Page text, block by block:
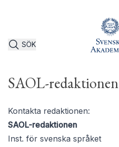
SÖK
SAOL-redaktionen
Kontakta redaktionen:
SAOL-redaktionen
Inst. för svenska språket